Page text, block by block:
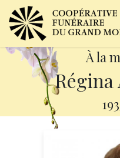
À la